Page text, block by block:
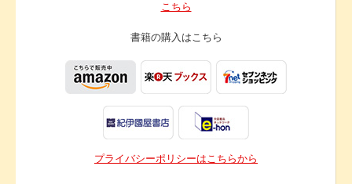
こちら
書籍の購入はこちら
プライバシーポリシーはこちらから